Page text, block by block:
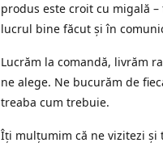
produs este croit cu migală
lucrul bine făcut și în
Lucrăm la comandă, livrăm
ne alege. Ne bucurăm de
treaba cum trebuie.
Îți mulțumim că ne vizitezi și